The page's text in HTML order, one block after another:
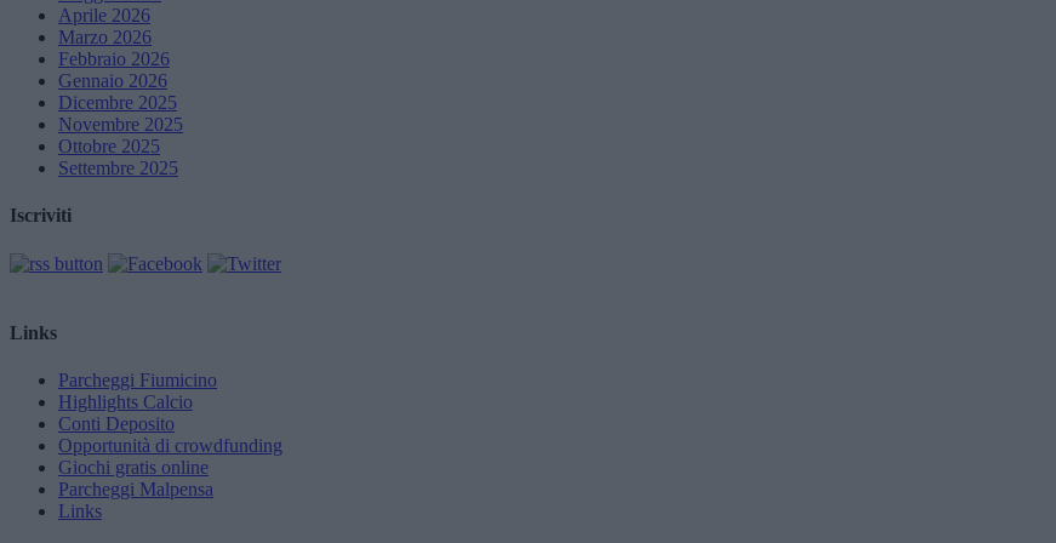
Aprile 2026
Marzo 2026
Febbraio 2026
Gennaio 2026
Dicembre 2025
Novembre 2025
Ottobre 2025
Settembre 2025
Iscriviti
Links
Parcheggi Fiumicino
Highlights Calcio
Conti Deposito
Opportunità di crowdfunding
Giochi gratis online
Parcheggi Malpensa
Links